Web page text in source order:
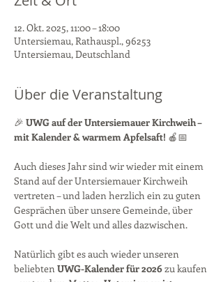
12. Okt. 2025, 11:00 – 18:00
Untersiemau, Rathauspl., 96253
Untersiemau, Deutschland
Über die Veranstaltung
🎉 UWG auf der Untersiemauer Kirchweih –
mit Kalender & warmem Apfelsaft! 🍎📅
Auch dieses Jahr sind wir wieder mit einem
Stand auf der Untersiemauer Kirchweih
vertreten – und laden herzlich ein zu guten
Gesprächen über unsere Gemeinde, über
Gott und die Welt und alles dazwischen.
Natürlich gibt es auch wieder unseren
beliebten UWG-Kalender für 2026 zu kaufen